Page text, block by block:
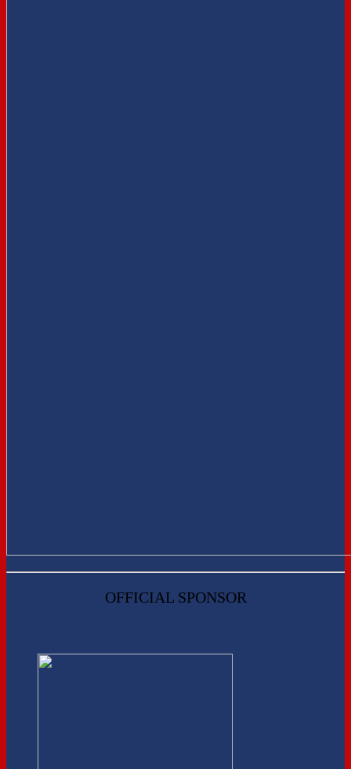
OFFICIAL SPONSOR